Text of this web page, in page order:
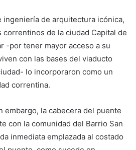
ingeniería de arquitectura icónica,
correntinos de la ciudad Capital de
-por tener mayor acceso a su
con las bases del viaducto
lo incorporaron como un
correntina.
embargo, la cabecera del puente
con la comunidad del Barrio San
inmediata emplazada al costado